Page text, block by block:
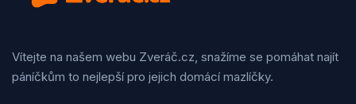
Vítejte na našem webu Zveráč.cz, snažíme se pomáhat najít
páníčkům to nejlepší pro jejich domácí mazlíčky.